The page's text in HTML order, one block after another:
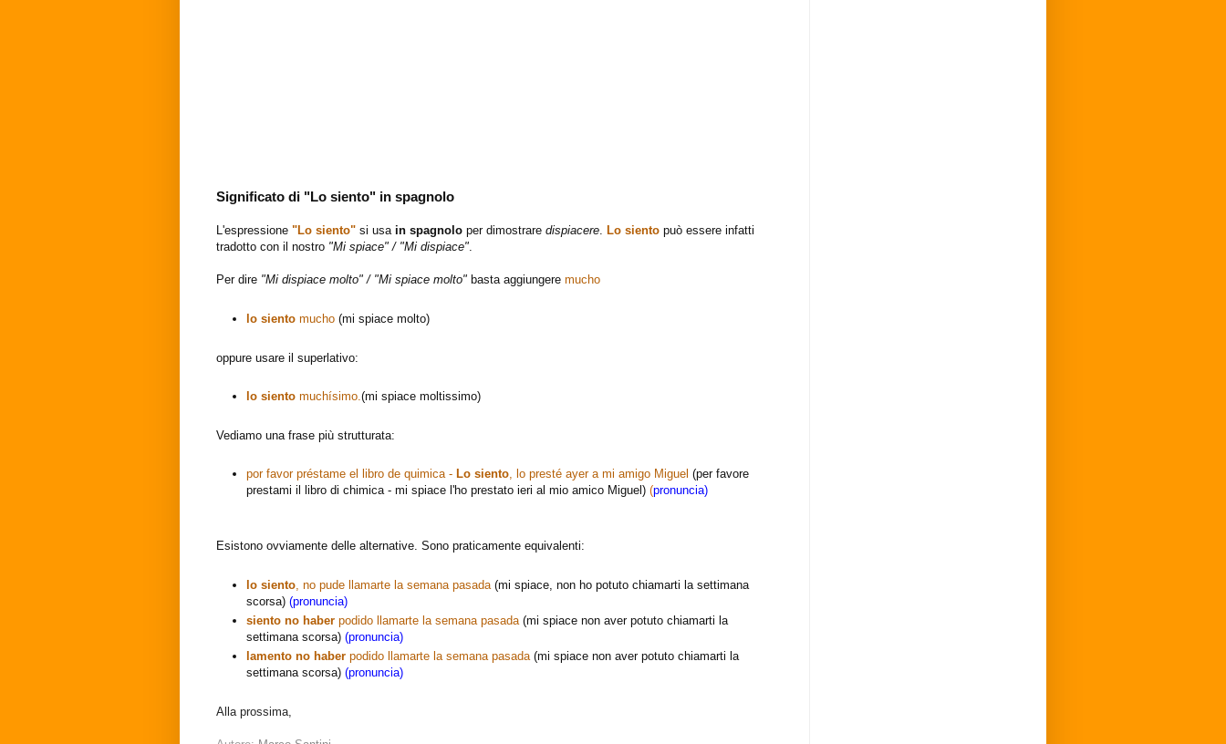
Significato di "Lo siento" in spagnolo
L'espressione "Lo siento" si usa in spagnolo per dimostrare dispiacere. Lo siento può essere infatti
tradotto con il nostro "Mi spiace" / "Mi dispiace".
Per dire "Mi dispiace molto" / "Mi spiace molto" basta aggiungere mucho
lo siento mucho (mi spiace molto)
oppure usare il superlativo:
lo siento muchísimo.(mi spiace moltissimo)
Vediamo una frase più strutturata:
por favor préstame el libro de quimica - Lo siento, lo presté ayer a mi amigo Miguel (per favore
prestami il libro di chimica - mi spiace l'ho prestato ieri al mio amico Miguel) (pronuncia)
Esistono ovviamente delle alternative. Sono praticamente equivalenti:
lo siento , no pude llamarte la semana pasada (mi spiace, non ho potuto chiamarti la settimana
scorsa) (pronuncia)
siento no haber podido llamarte la semana pasada (mi spiace non aver potuto chiamarti la
settimana scorsa) (pronuncia)
lamento no haber podido llamarte la semana pasada(mi spiace non aver potuto chiamarti la
settimana scorsa) (pronuncia)
Alla prossima,